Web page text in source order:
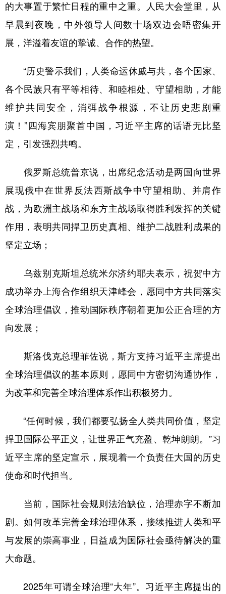
的大事置于繁忙日程的重中之重。人民大会堂里，从
早晨到夜晚，中外领导人间数十场双边会晤密集开
展，洋溢着友谊的挚诚、合作的热望。
“历史警示我们，人类命运休戚与共，各个国家、
各个民族只有平等相待、和睦相处、守望相助，才能
维护共同安全，消弭战争根源，不让历史悲剧重
演！”四海宾朋聚首中国，习近平主席的话语无比坚
定，引发强烈共鸣。
俄罗斯总统普京说，出席纪念活动是两国向世界
展现俄中在世界反法西斯战争中守望相助、并肩作
战，为欧洲主战场和东方主战场取得胜利发挥的关键
作用，表明共同捍卫历史真相、维护二战胜利成果的
坚定立场；
乌兹别克斯坦总统米尔济约耶夫表示，祝贺中方
成功举办上海合作组织天津峰会，愿同中方共同落实
全球治理倡议，推动国际秩序朝着更加公正合理的方
向发展；
斯洛伐克总理菲佐说，斯方支持习近平主席提出
全球治理倡议的基本原则，愿同中方密切沟通协作，
为改革和完善全球治理体系作出积极努力。
“任何时候，我们都要弘扬全人类共同价值，坚定
捍卫国际公平正义，让世界正气充盈、乾坤朗朗。”习
近平主席的坚定宣示，展现着一个负责任大国的历史
使命和时代担当。
当前，国际社会规则法治缺位，治理赤字不断加
剧。如何改革完善全球治理体系，接续推进人类和平
与发展的崇高事业，日益成为国际社会亟待解决的重
大命题。
2025年可谓全球治理“大年”。习近平主席提出的